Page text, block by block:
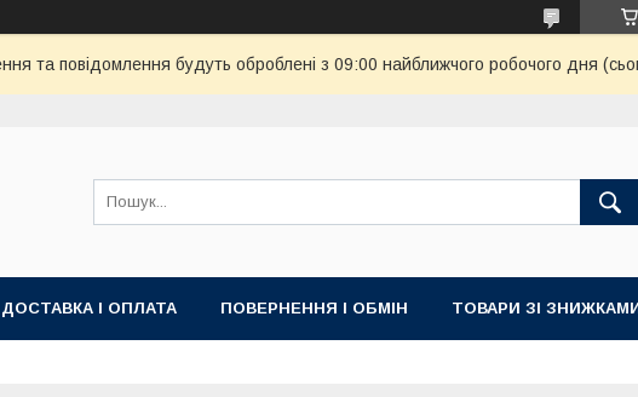
та повідомлення будуть оброблені з 09:00 найближчого робочого дня
ДОСТАВКА І ОПЛАТА ПОВЕРНЕННЯ І ОБМІН ТОВАРИ ЗІ